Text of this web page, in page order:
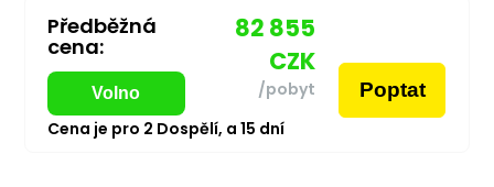
Předběžná
cena:
Volno
82 855
CZK
/pobyt Poptat
Cena je pro 2 Dospělí, a 15 dní